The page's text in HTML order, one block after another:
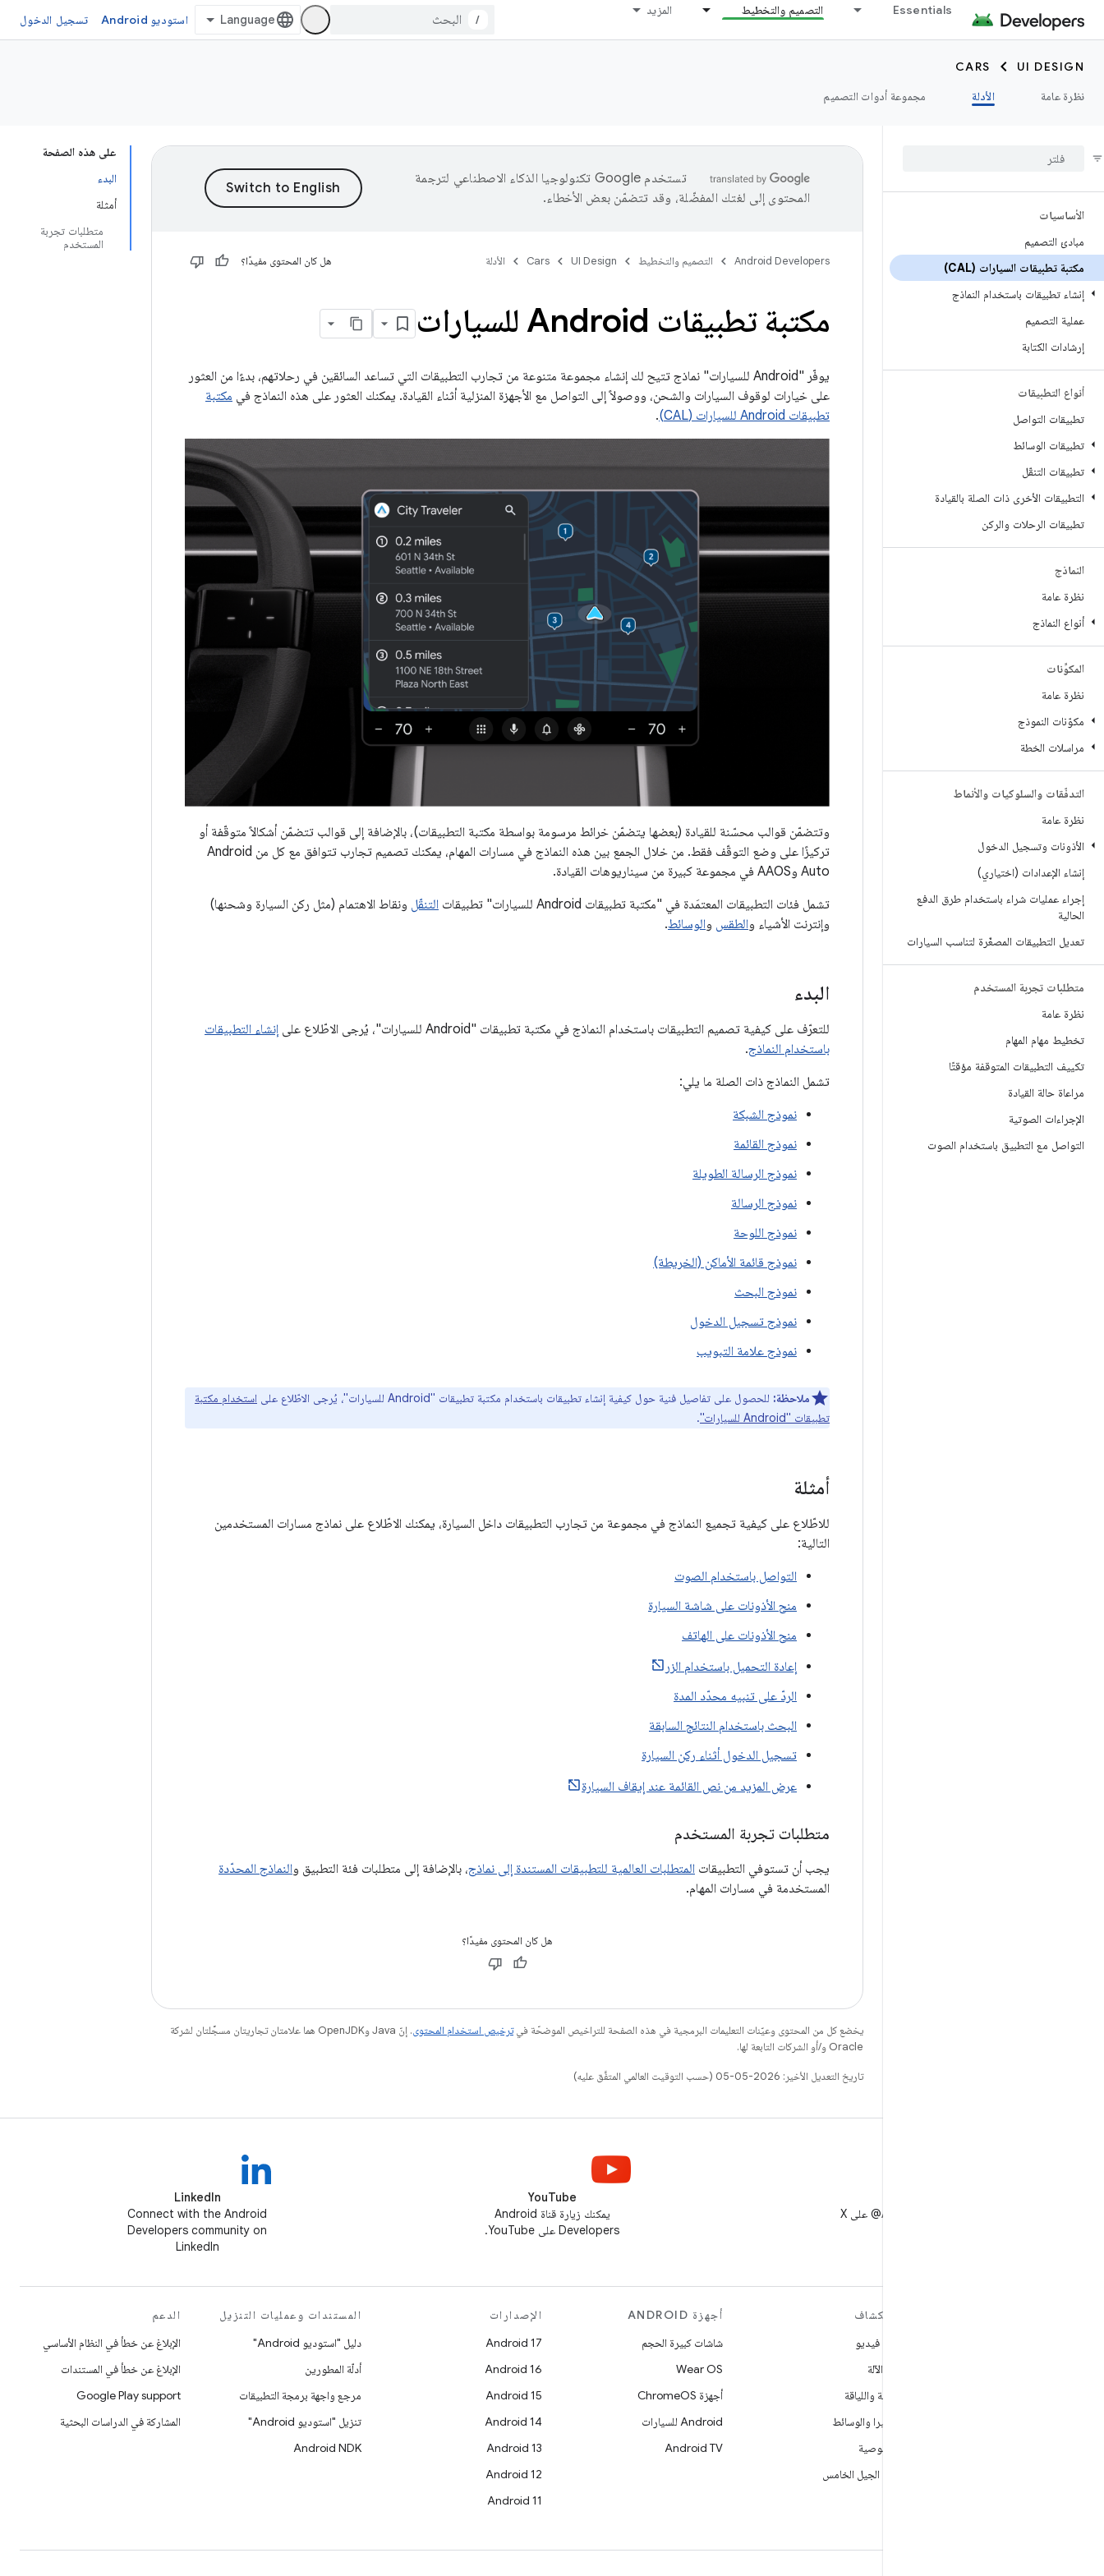
Essentials التصميم والتخطيط المزيد
/ استوديو Android تسجيل الدخول
UI DESIGN
CARS
نظرة عامة
الأدلة مجموعة أدوات التصميم
الأساسيات
مبادئ التصميم
مكتبة تطبيقات السيارات (CAL)
إنشاء تطبيقات باستخدام النماذج
عملية التصميم
إرشادات الكتابة
أنواع التطبيقات
تطبيقات التواصل
تطبيقات الوسائط
تطبيقات التنقّل
التطبيقات الأخرى ذات الصلة بالقيادة
تطبيقات الرحلات والركن
النماذج
نظرة عامة
أنواع النماذج
المكوِّنات
نظرة عامة
مكوّنات النموذج
مراسلات الخطة
التدفّقات والسلوكيات والأنماط
نظرة عامة
الأذونات وتسجيل الدخول
إنشاء الإعدادات (اختياري)
إجراء عمليات شراء باستخدام طرق الدفع
الحالية
تعديل التطبيقات المصغّرة لتناسب السيارات
متطلبات تجربة المستخدم
نظرة عامة
تخطيط مهام المهام
تكييف التطبيقات المتوقفة مؤقتًا
مراعاة حالة القيادة
الإجراءات الصوتية
التواصل مع التطبيق باستخدام الصوت
على هذه الصفحة
البدء
أمثلة
متطلبات تجربة
المستخدم
تستخدم Google تكنولوجيا الذكاء الاصطناعي لترجمة
المحتوى إلى لغتك المفضّلة، وقد تتضمّن بعض الأخطاء.
Android Developers التصميم والتخطيط UI Design
Cars الأدلة هل كان المحتوى مفيدًا؟
مكتبة تطبيقات Android للسيارات
يوفّر "Android للسيارات" نماذج تتيح لك إنشاء مجموعة متنوعة من تجارب التطبيقات التي تساعد السائقين في رحلاتهم، بدءًا من العثور
على خيارات لوقوف السيارات والشحن، ووصولاً إلى التواصل مع الأجهزة المنزلية أثناء القيادة. يمكنك العثور على هذه النماذج في مكتبة
تطبيقات Android للسيارات (CAL)
.
وتتضمّن قوالب محسّنة للقيادة (بعضها يتضمّن خرائط مرسومة بواسطة مكتبة التطبيقات)، بالإضافة إلى قوالب تتضمّن أشكالاً متوقّفة أو
تركيزًا على وضع التوقّف فقط. من خلال الجمع بين هذه النماذج في مسارات المهام، يمكنك تصميم تجارب تتوافق مع كل من Android
Auto وAAOS في مجموعة كبيرة من سيناريوهات القيادة.
تشمل فئات التطبيقات المعتمَدة في "مكتبة تطبيقات Android للسيارات" تطبيقات
التنقّل ونقاط الاهتمام (مثل ركن السيارة وشحنها)
وإنترنت الأشياء والطقس والوسائط.
البدء
للتعرّف على كيفية تصميم التطبيقات باستخدام النماذج في مكتبة تطبيقات "Android للسيارات"، يُرجى الاطّلاع على
إنشاء التطبيقات
باستخدام النماذج.
تشمل النماذج ذات الصلة ما يلي:
نموذج الشبكة
نموذج القائمة
نموذج الرسالة الطويلة
نموذج الرسالة
نموذج اللوحة
نموذج قائمة الأماكن (الخريطة)
نموذج البحث
نموذج تسجيل الدخول
نموذج علامة التبويب
ملاحظة: للحصول على تفاصيل فنية حول كيفية إنشاء تطبيقات باستخدام مكتبة تطبيقات "Android للسيارات"، يُرجى الاطّلاع على
استخدام مكتبة
تطبيقات "Android للسيارات"
.
أمثلة
للاطّلاع على كيفية تجميع النماذج في مجموعة من تجارب التطبيقات داخل السيارة، يمكنك الاطّلاع على نماذج مسارات المستخدمين
التالية:
التواصل باستخدام الصوت
منح الأذونات على شاشة السيارة
منح الأذونات على الهاتف
إعادة التحميل باستخدام الزر
الردّ على تنبيه محدّد المدة
البحث باستخدام النتائج السابقة
تسجيل الدخول أثناء ركن السيارة
عرض المزيد من نص القائمة عند إيقاف السيارة
متطلبات تجربة المستخدم
يجب أن تستوفي التطبيقات المتطلبات العالمية للتطبيقات المستندة إلى نماذج، بالإضافة إلى متطلبات فئة التطبيق والنماذج المحدّدة
المستخدمة في مسارات المهام.
هل كان المحتوى مفيدًا؟
يخضع كل من المحتوى وعيّنات التعليمات البرمجية في هذه الصفحة للتراخيص الموضحّة فيترخيص استخدام المحتوى
. إنّ Java وOpenJDK هما علامتان تجاريتان مسجَّلتان لشركة
Oracle و/أو الشركات التابعة لها.
تاريخ التعديل الأخير: 2026-05-05 (حسب التوقيت العالمي المتفَّق عليه)
YouTube
يمكنك زيارة قناة Android
Developers على YouTube.
LinkedIn
Connect with the Android
Developers community on
LinkedIn
استكشاف
ألعاب فيديو
تعلُم الآلة
الصحة واللياقة
الكاميرا والوسائط
الخصوصية
شبكة الجيل الخامس
أجهزة ANDROID
شاشات كبيرة الحجم
Wear OS
أجهزة ChromeOS
Android للسيارات
Android TV
الإصدارات
Android 17
Android 16
Android 15
Android 14
Android 13
Android 12
Android 11
المستندات وعمليات التنزيل
دليل "استوديو Android"
أدلّة المطورين
مرجع واجهة برمجة التطبيقات
تنزيل "استوديو Android"
Android NDK
الدعم
الإبلاغ عن خطأ في النظام الأساسي
الإبلاغ عن خطأ في المستندات
Google Play support
المشاركة في الدراسات البحثية